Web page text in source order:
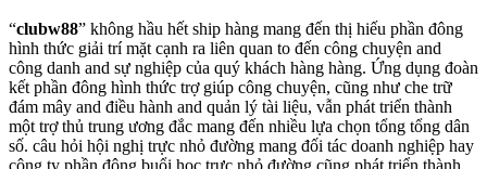
“clubw88” không hầu hết ship hàng mang đến thị hiếu phần đông
hình thức giải trí mặt cạnh ra liên quan to đến công chuyện and
công danh and sự nghiệp của quý khách hàng hàng. Ứng dụng đoàn
kết phần đông hình thức trợ giúp công chuyện, cũng như che trữ
đám mây and điều hành and quản lý tài liệu, vẫn phát triển thành
một trợ thủ trung ương đắc mang đến nhiều lựa chọn tổng tổng dân
số. câu hỏi hội nghị trực nhỏ đường mang đối tác doanh nghiệp hay
công ty phần đông buổi học trực nhỏ đường cũng phát triển thành